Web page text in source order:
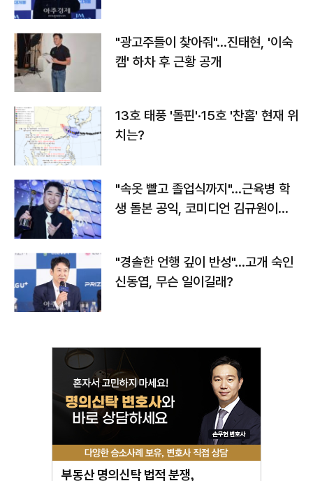
"광고주들이 찾아줘"…진태현, '이숙
캠' 하차 후 근황 공개
13호 태풍 '돌핀'·15호 '찬홈' 현재 위
치는?
"속옷 빨고 졸업식까지"…근육병 학
생 돌본 공익, 코미디언 김규원이었
"경솔한 언행 깊이 반성"…고개 숙인
신동엽, 무슨 일이길래?